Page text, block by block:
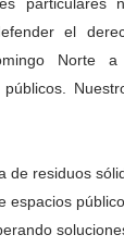
el
Norte
de residuos
espacios